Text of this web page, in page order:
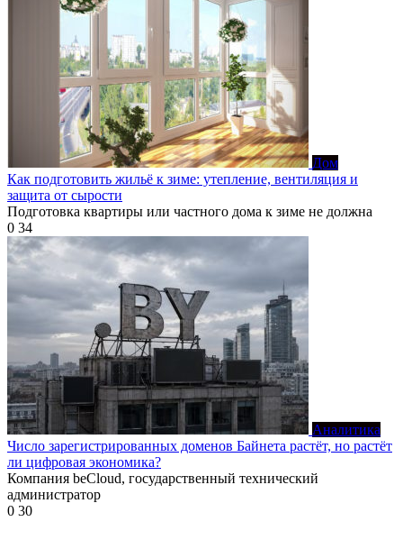
Дом
Как подготовить жильё к зиме: утепление, вентиляция и
защита от сырости
Подготовка квартиры или частного дома к зиме не должна
0 34
Аналитика
Число зарегистрированных доменов Байнета растёт, но растёт
ли цифровая экономика?
Компания beCloud, государственный технический
администратор
0 30